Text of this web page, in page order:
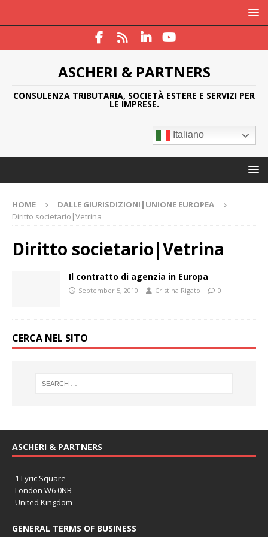
ASCHERI & PARTNERS
CONSULENZA TRIBUTARIA, SOCIETÀ ESTERE E SERVIZI PER
LE IMPRESE.
Italiano
HOME
DALLE GIURISDIZIONI|UNIONE EUROPEA
Diritto societario|Vetrina
Diritto societario|Vetrina
Il contratto di agenzia in Europa
September 5, 2010 Cristina Rigato 0
CERCA NEL SITO
ASCHERI & PARTNERS
1 Lyric Square
London W6 0NB
United Kingdom
GENERAL TERMS OF BUSINESS